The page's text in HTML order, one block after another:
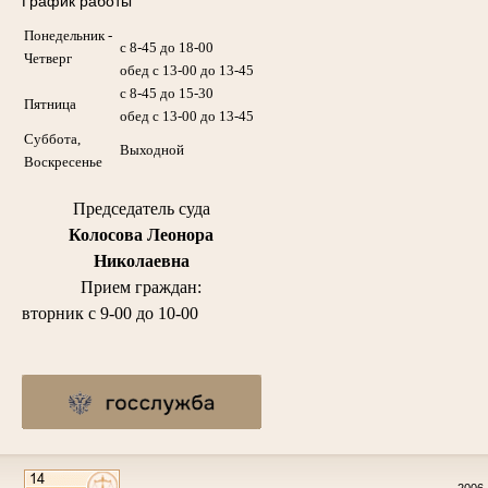
Понедельник -
Четверг
с 8-45 до 18-00
обед с 13-00 до 13-45
Пятница
с 8-45 до 15-30
обед с 13-00 до 13-45
Суббота,
Воскресенье
Выходной
Председатель суда
Колосова Леонора
Николаевна
Прием граждан:
вторник с 9-00 до 10-00